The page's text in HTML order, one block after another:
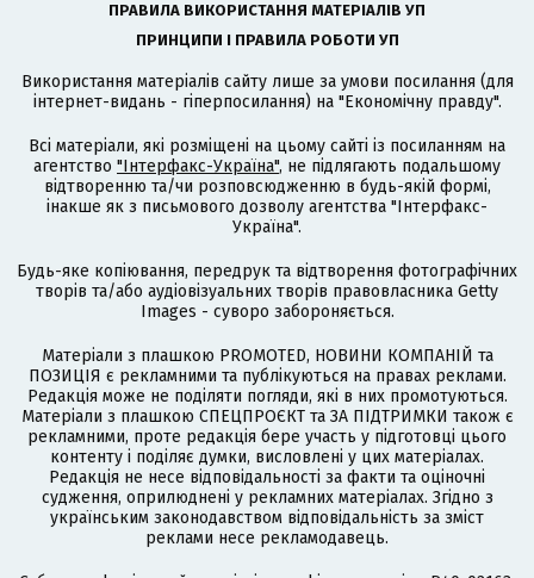
ПРАВИЛА ВИКОРИСТАННЯ МАТЕРІАЛІВ УП
ПРИНЦИПИ І ПРАВИЛА РОБОТИ УП
Використання матеріалів сайту лише за умови посилання (для
інтернет-видань - гіперпосилання) на "Економічну правду".
Всі матеріали, які розміщені на цьому сайті із посиланням на
агентство "Інтерфакс-Україна", не підлягають подальшому
відтворенню та/чи розповсюдженню в будь-якій формі,
інакше як з письмового дозволу агентства "Інтерфакс-
Україна".
Будь-яке копіювання, передрук та відтворення фотографічних
творів та/або аудіовізуальних творів правовласника Getty
Images - суворо забороняється.
Матеріали з плашкою PROMOTED, НОВИНИ КОМПАНІЙ та
ПОЗИЦІЯ є рекламними та публікуються на правах реклами.
Редакція може не поділяти погляди, які в них промотуються.
Матеріали з плашкою СПЕЦПРОЄКТ та ЗА ПІДТРИМКИ також є
рекламними, проте редакція бере участь у підготовці цього
контенту і поділяє думки, висловлені у цих матеріалах.
Редакція не несе відповідальності за факти та оціночні
судження, оприлюднені у рекламних матеріалах. Згідно з
українським законодавством відповідальність за зміст
реклами несе рекламодавець.